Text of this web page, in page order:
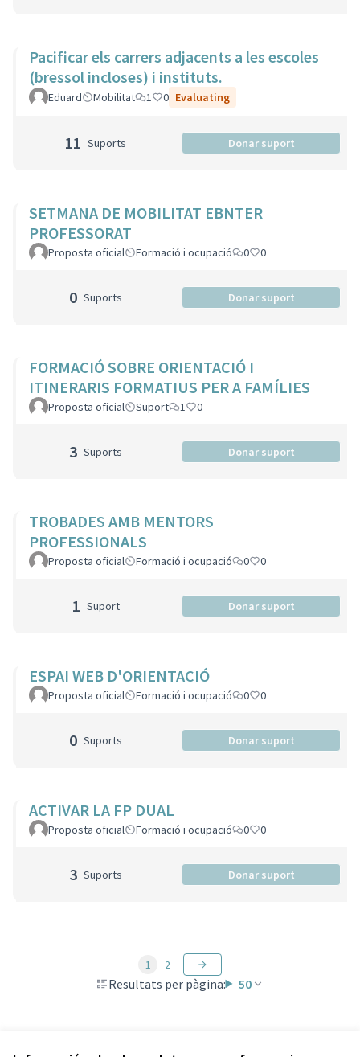
Pacificar els carrers adjacents a les escoles
(bressol incloses) i instituts.
Eduard Mobilitat 1 0 Evaluating
11 Suports Donar suport
SETMANA DE MOBILITAT EBNTER
PROFESSORAT
Proposta oficial Formació i ocupació 0 0
0 Suports Donar suport
FORMACIÓ SOBRE ORIENTACIÓ I
ITINERARIS FORMATIUS PER A FAMÍLIES
Proposta oficial Suport 1 0
3 Suports Donar suport
TROBADES AMB MENTORS
PROFESSIONALS
Proposta oficial Formació i ocupació 0 0
1 Suport Donar suport
ESPAI WEB D'ORIENTACIÓ
Proposta oficial Formació i ocupació 0 0
0 Suports Donar suport
ACTIVAR LA FP DUAL
Proposta oficial Formació i ocupació 0 0
3 Suports Donar suport
Resultats per pàgina: 50
1 2
Veure totes les propostes retirades